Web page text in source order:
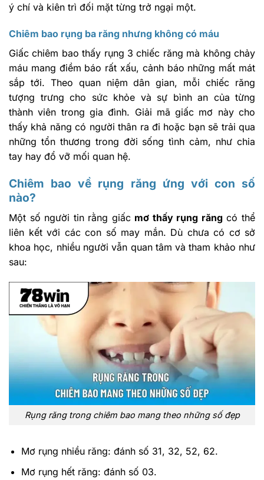
ý chí và kiên trì đối mặt từng trở ngại một.
Chiêm bao rụng ba răng nhưng không có máu
Giấc chiêm bao thấy rụng 3 chiếc răng mà không chảy
máu mang điềm báo rất xấu, cảnh báo những mất mát
sắp tới. Theo quan niệm dân gian, mỗi chiếc răng
tượng trưng cho sức khỏe và sự bình an của từng
thành viên trong gia đình. Giải mã giấc mơ này cho
thấy khả năng có người thân ra đi hoặc bạn sẽ trải qua
những tổn thương trong đời sống tình cảm, như chia
tay hay đổ vỡ mối quan hệ.
Chiêm bao về rụng răng ứng với con số
nào?
Một số người tin rằng giấc mơ thấy rụng răngcó thể
liên kết với các con số may mắn. Dù chưa có cơ sở
khoa học, nhiều người vẫn quan tâm và tham khảo như
sau:
Rụng răng trong chiêm bao mang theo những số đẹp
Mơ rụng nhiều răng: đánh số 31, 32, 52, 62.
Mơ rụng hết răng: đánh số 03.